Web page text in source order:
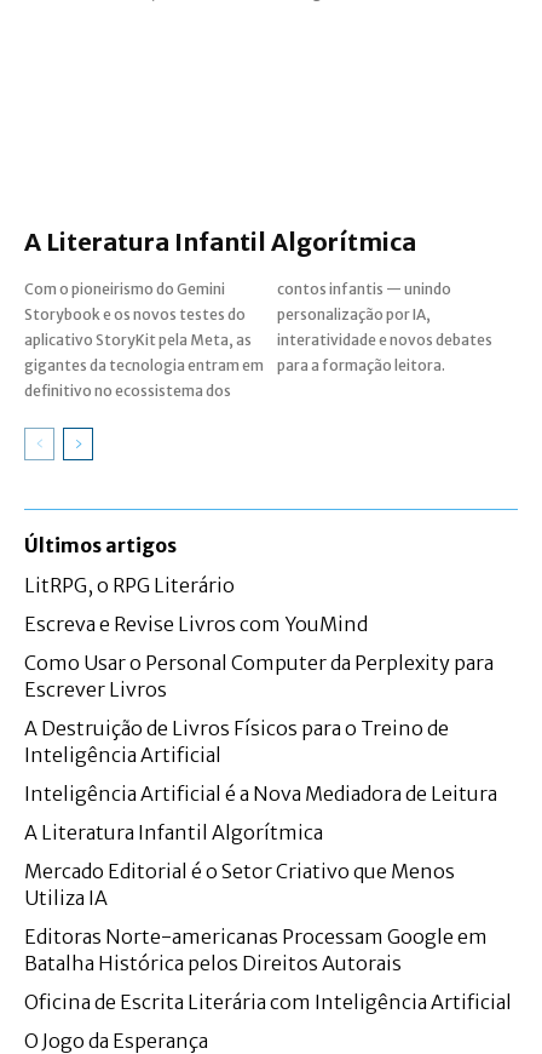
A Literatura Infantil Algorítmica
Com o pioneirismo do Gemini
Storybook e os novos testes do
aplicativo StoryKit pela Meta, as
gigantes da tecnologia entram em
definitivo no ecossistema dos
contos infantis — unindo
personalização por IA,
interatividade e novos debates
para a formação leitora.
Últimos artigos
LitRPG, o RPG Literário
Escreva e Revise Livros com YouMind
Como Usar o Personal Computer da Perplexity para
Escrever Livros
A Destruição de Livros Físicos para o Treino de
Inteligência Artificial
Inteligência Artificial é a Nova Mediadora de Leitura
A Literatura Infantil Algorítmica
Mercado Editorial é o Setor Criativo que Menos
Utiliza IA
Editoras Norte-americanas Processam Google em
Batalha Histórica pelos Direitos Autorais
Oficina de Escrita Literária com Inteligência Artificial
O Jogo da Esperança